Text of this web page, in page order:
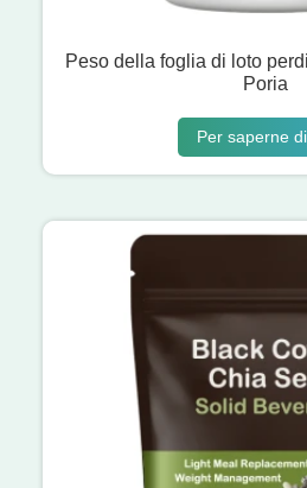
Peso della foglia di loto
Poria
Per saperne